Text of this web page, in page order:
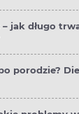
jak długo
porodzie?